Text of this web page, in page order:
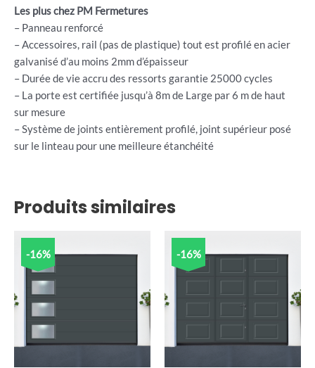
Les plus chez PM Fermetures
– Panneau renforcé
– Accessoires, rail (pas de plastique) tout est profilé en acier
galvanisé d’au moins 2mm d’épaisseur
– Durée de vie accru des ressorts garantie 25000 cycles
– La porte est certifiée jusqu’à 8m de Large par 6 m de haut
sur mesure
– Système de joints entièrement profilé, joint supérieur posé
sur le linteau pour une meilleure étanchéité
Produits similaires
-16% -16%